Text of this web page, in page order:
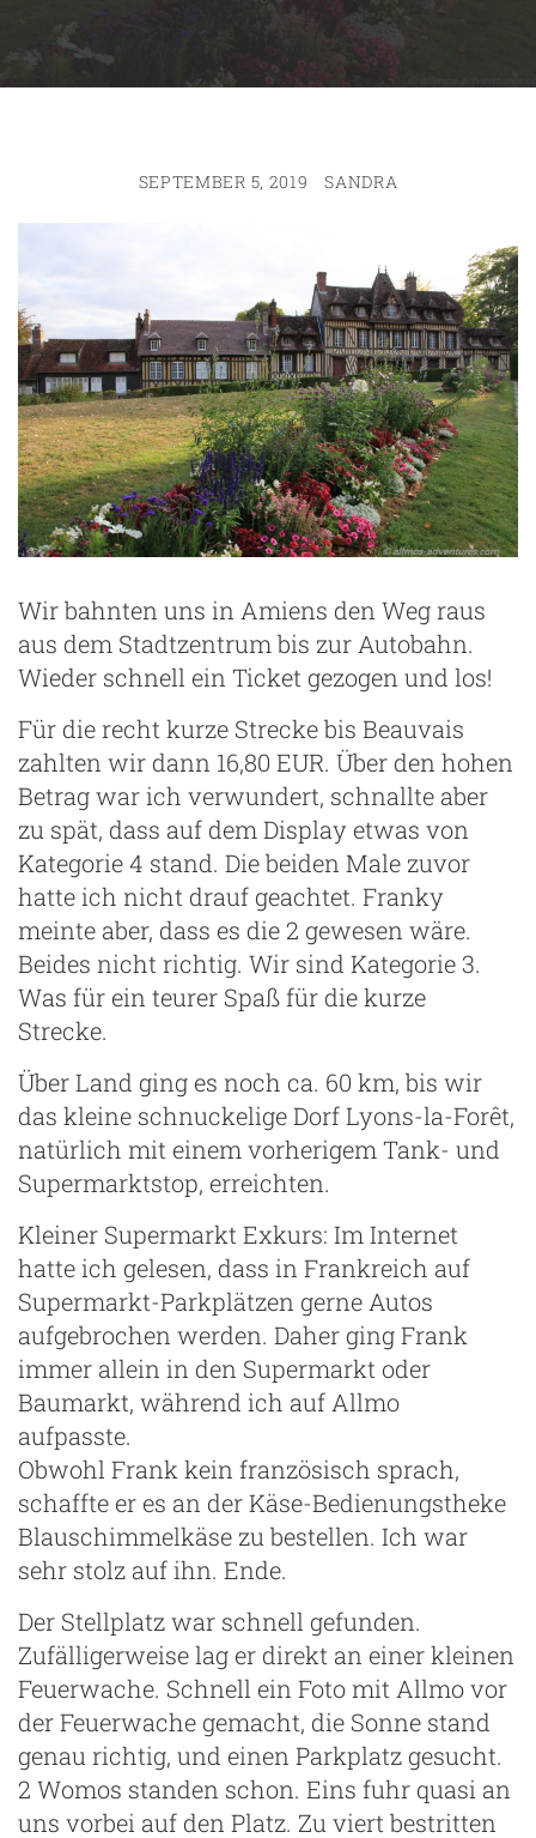
SEPTEMBER 5, 2019 SANDRA
Wir bahnten uns in Amiens den Weg raus
aus dem Stadtzentrum bis zur Autobahn.
Wieder schnell ein Ticket gezogen und los!
Für die recht kurze Strecke bis Beauvais
zahlten wir dann 16,80 EUR. Über den hohen
Betrag war ich verwundert, schnallte aber
zu spät, dass auf dem Display etwas von
Kategorie 4 stand. Die beiden Male zuvor
hatte ich nicht drauf geachtet. Franky
meinte aber, dass es die 2 gewesen wäre.
Beides nicht richtig. Wir sind Kategorie 3.
Was für ein teurer Spaß für die kurze
Strecke.
Über Land ging es noch ca. 60 km, bis wir
das kleine schnuckelige Dorf Lyons-la-Forêt,
natürlich mit einem vorherigem Tank- und
Supermarktstop, erreichten.
Kleiner Supermarkt Exkurs: Im Internet
hatte ich gelesen, dass in Frankreich auf
Supermarkt-Parkplätzen gerne Autos
aufgebrochen werden. Daher ging Frank
immer allein in den Supermarkt oder
Baumarkt, während ich auf Allmo
aufpasste.
Obwohl Frank kein französisch sprach,
schaffte er es an der Käse-Bedienungstheke
Blauschimmelkäse zu bestellen. Ich war
sehr stolz auf ihn. Ende.
Der Stellplatz war schnell gefunden.
Zufälligerweise lag er direkt an einer kleinen
Feuerwache. Schnell ein Foto mit Allmo vor
der Feuerwache gemacht, die Sonne stand
genau richtig, und einen Parkplatz gesucht.
2 Womos standen schon. Eins fuhr quasi an
uns vorbei auf den Platz. Zu viert bestritten